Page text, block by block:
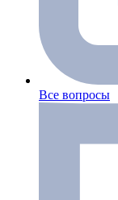
Все вопросы